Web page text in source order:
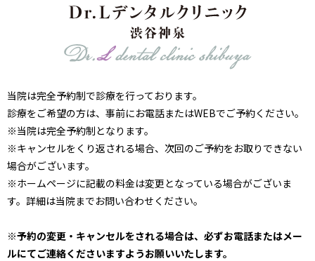
当院は完全予約制で診療を行っております。
診療をご希望の方は、事前にお電話またはWEBでご予約ください。
※当院は完全予約制となります。
※キャンセルをくり返される場合、次回のご予約をお取りできない
場合がございます。
※ホームページに記載の料金は変更となっている場合がございま
す。詳細は当院までお問い合わせください。
※予約の変更・キャンセルをされる場合は、必ずお電話またはメー
ルにてご連絡くださいますようお願いいたします。